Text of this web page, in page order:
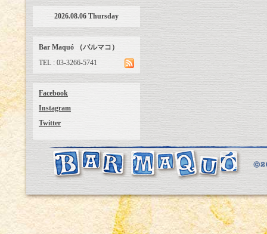
2026.08.06 Thursday
Bar Maquó （バルマコ）
TEL : 03-3266-5741
Facebook
Instagram
Twitter